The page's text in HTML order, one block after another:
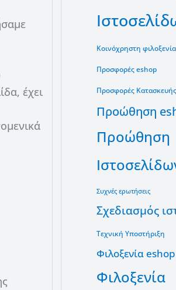
έχει
Κοινόχρηστη φιλοξενία
Προσφορές eshop
Προσφορές Κατασκευής
Προώθηση
Προώθηση
Συχνές ερωτήσεις
Σχεδιασμός
Τεχνική Υποστήριξη
Φιλοξενία eshop
Φιλοξενία